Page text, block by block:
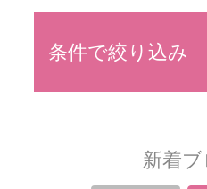
条件で絞り込み
新着